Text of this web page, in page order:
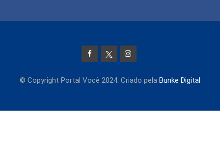
© Copyright Portal Você 2024. Criado pela Bunke Digital